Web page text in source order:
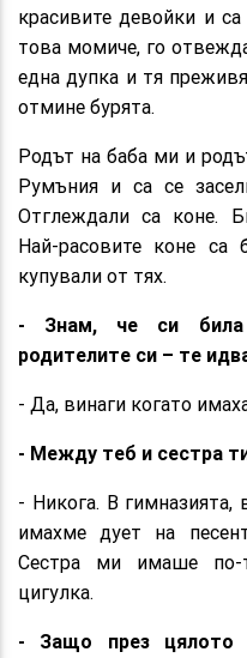
красивите девойки и
това момиче, го
една дупка и тя
отмине бурята.
Родът на баба ми и
Румъния и са се
Отглеждали са коне.
Най-расовите коне са
купували от тях.
- Знам, че си била
родителите си – те
- Да, винаги когато
- Между теб и сестра
- Никога. В гимназията,
имахме дует на
Сестра ми имаше по-
цигулка.
- Защо през цялото